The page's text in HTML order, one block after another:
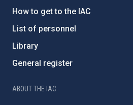
How to get to the IAC
List of personnel
Library
General register
ABOUT THE IAC